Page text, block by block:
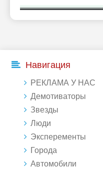
Навигация
РЕКЛАМА У НАС
Демотиваторы
Звезды
Люди
Эксперементы
Города
Автомобили